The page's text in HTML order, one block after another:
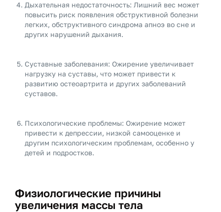
Дыхательная недостаточность: Лишний вес может
повысить риск появления обструктивной болезни
легких, обструктивного синдрома апноэ во сне и
других нарушений дыхания.
Суставные заболевания: Ожирение увеличивает
нагрузку на суставы, что может привести к
развитию остеоартрита и других заболеваний
суставов.
Психологические проблемы: Ожирение может
привести к депрессии, низкой самооценке и
другим психологическим проблемам, особенно у
детей и подростков.
Физиологические причины
увеличения массы тела